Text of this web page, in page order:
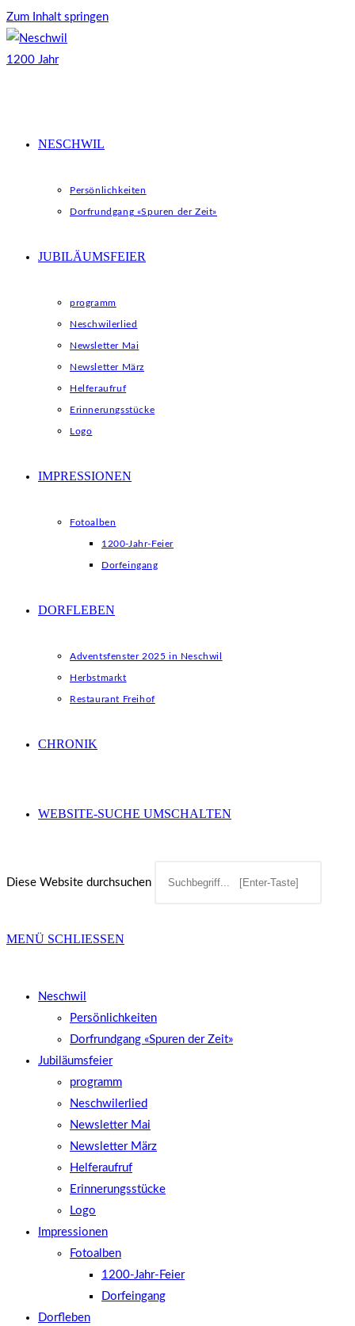
Zum Inhalt springen
NESCHWIL
Persönlichkeiten
Dorfrundgang «Spuren der Zeit»
JUBILÄUMSFEIER
programm
Neschwilerlied
Newsletter Mai
Newsletter März
Helferaufruf
Erinnerungsstücke
Logo
IMPRESSIONEN
Fotoalben
1200-Jahr-Feier
Dorfeingang
DORFLEBEN
Adventsfenster 2025 in Neschwil
Herbstmarkt
Restaurant Freihof
CHRONIK
WEBSITE-SUCHE UMSCHALTEN
Diese Website durchsuchen
MENÜ SCHLIESSEN
Neschwil
Persönlichkeiten
Dorfrundgang «Spuren der Zeit»
Jubiläumsfeier
programm
Neschwilerlied
Newsletter Mai
Newsletter März
Helferaufruf
Erinnerungsstücke
Logo
Impressionen
Fotoalben
1200-Jahr-Feier
Dorfeingang
Dorfleben